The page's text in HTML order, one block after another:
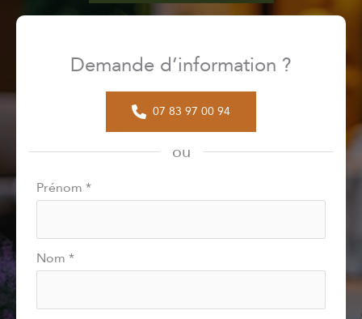
Demande d’information ?
07 83 97 00 94
ou
Formulaire
avec
téléphone
Prénom *
Nom *